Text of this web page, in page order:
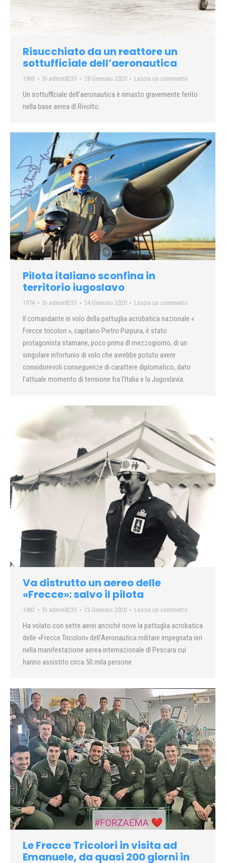
Risucchiato da un reattore un
sottufficiale dell’aeronautica
1963 Di admin8235 28 Gennaio 2020 Lascia un commento
Un sottufflciale dell’aeronautica è rimasto gravemente ferito
nella base aerea dl Rivolto.
Pilota italiano sconfina in
territorio iugoslavo
1974 Di admin8235 24 Gennaio 2020 Lascia un commento
II comandante in volo della pattuglia acrobatica nazionale «
Frecce tricolori », capitano Pietro Purpura, è stato
protagonista stamane, poco prima dl mezzogiorno, di un
singolare infortunio di volo che avrebbe potuto avere
considorevoli conseguenze di carattere diplomatico, dato
l’attuale momento di tensione fra l’Italia e la Jugoslavia.
Va distrutto un aereo delle
«Frecce»: salvo il pilota
1982 Di admin8235 23 Gennaio 2020 Lascia un commento
Ha volato con sette aerei anziché nove la pattuglia acrobatica
delle «Frecce Tricolori» dell’Aeronautica militare impegnata ieri
nella manifestazione aerea internazionale dl Pescara cui
hanno assistito circa 50 mila persone.
Le Frecce Tricolori in visita ad
Emanuele, da quasi 200 giorni in